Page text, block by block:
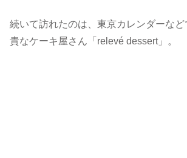
続いて訪れたのは、東京カレンダーな
貴なケーキ屋さん「relevé dessert」。